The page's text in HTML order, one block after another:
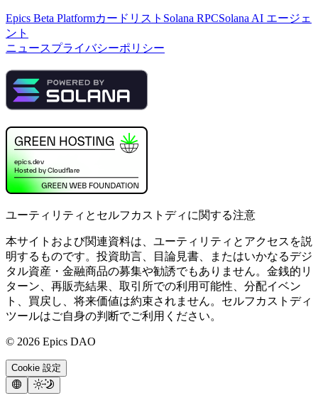
Epics Beta Platformカードリスト Solana RPCSolana AI エージェ
ント
ニュースプライバシーポリシー
ユーティリティとセルフカストディに関する注意
本サイトおよび関連資料は、ユーティリティとアクセスを説
明するものです。投資助言、目論見書、またはいかなるデジ
タル資産・金融商品の募集や勧誘でもありません。金銭的リ
ターン、再販売結果、取引所での利用可能性、分配イベン
ト、買戻し、将来価値は約束されません。セルフカストディ
ツールはご自身の判断でご利用ください。
© 2026 Epics DAO
Cookie 設定